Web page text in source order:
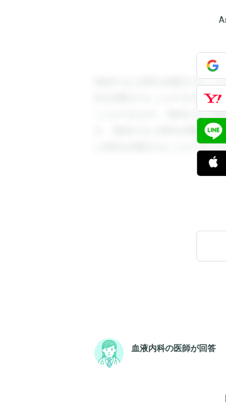
登録すると回答を閲覧するこ
答を閲覧することができます
ことができます。登録すると
す。登録すると回答を閲覧す
と回答を閲覧することができま
血液内科の医師が回答